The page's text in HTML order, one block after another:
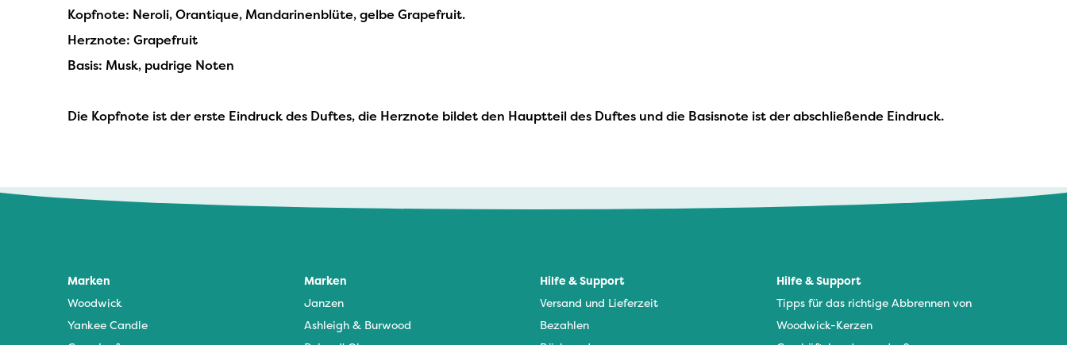
Kopfnote: Neroli, Orantique, Mandarinenblüte, gelbe Grapefruit.
Herznote: Grapefruit
Basis: Musk, pudrige Noten
Die Kopfnote ist der erste Eindruck des Duftes, die Herznote bildet den Hauptteil des Duftes und die Basisnote ist der abschließende Eindruck.
Marken
Woodwick
Yankee Candle
Marken
Janzen
Ashleigh & Burwood
Hilfe & Support
Versand und Lieferzeit
Bezahlen
Hilfe & Support
Tipps für das richtige Abbrennen von
Woodwick-Kerzen